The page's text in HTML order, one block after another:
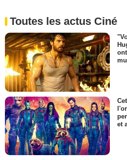
Toutes les actus Ciné
et